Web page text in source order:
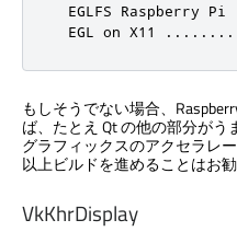
EGLFS Raspberry Pi
EGL on X11
もしそうでない場合、
ば、たとえ Qt の他の部分がう
グラフィックスのアクセラレ
以上ビルドを進めることはお勧
VkKhrDisplay